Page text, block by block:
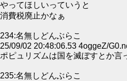
やってほしいっていうと
消費税廃止かなぁ
234:名無しどんぶらこ
25/09/02 20:48:06.53 4oggeZ/
ポピュリズムは国を滅ぼすとか言
235:名無しどんぶらこ